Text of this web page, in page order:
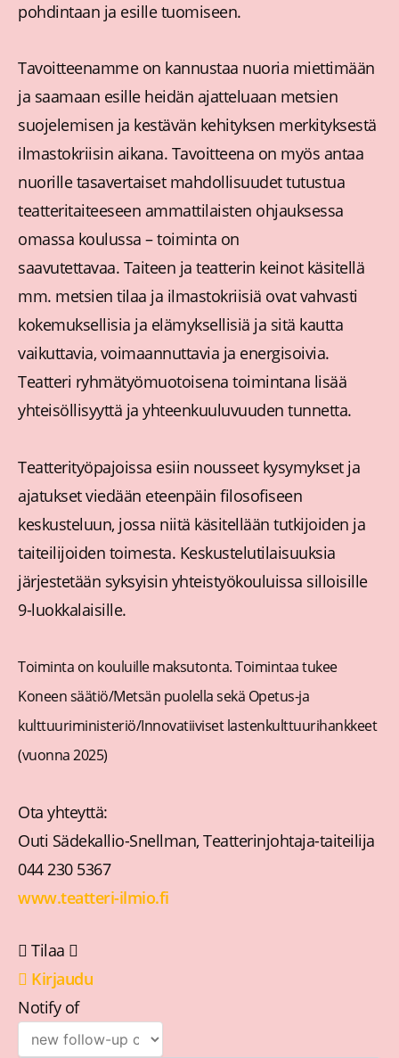
pohdintaan ja esille tuomiseen.
Tavoitteenamme on kannustaa nuoria miettimään
ja saamaan esille heidän ajatteluaan metsien
suojelemisen ja kestävän kehityksen merkityksestä
ilmastokriisin aikana. Tavoitteena on myös antaa
nuorille tasavertaiset mahdollisuudet tutustua
teatteritaiteeseen ammattilaisten ohjauksessa
omassa koulussa – toiminta on
saavutettavaa. Taiteen ja teatterin keinot käsitellä
mm. metsien tilaa ja ilmastokriisiä ovat vahvasti
kokemuksellisia ja elämyksellisiä ja sitä kautta
vaikuttavia, voimaannuttavia ja energisoivia.
Teatteri ryhmätyömuotoisena toimintana lisää
yhteisöllisyyttä ja yhteenkuuluvuuden tunnetta.
Teatterityöpajoissa esiin nousseet kysymykset ja
ajatukset viedään eteenpäin filosofiseen
keskusteluun, jossa niitä käsitellään tutkijoiden ja
taiteilijoiden toimesta. Keskustelutilaisuuksia
järjestetään syksyisin yhteistyökouluissa silloisille
9-luokkalaisille.
Toiminta on kouluille maksutonta. Toimintaa tukee
Koneen säätiö/Metsän puolella sekä Opetus-ja
kulttuuriministeriö/Innovatiiviset lastenkulttuurihankkeet
(vuonna 2025)
Ota yhteyttä:
Outi Sädekallio-Snellman, Teatterinjohtaja-taiteilija
044 230 5367
www.teatteri-ilmio.fi
Tilaa
Kirjaudu
Notify of